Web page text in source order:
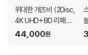
위대한 개츠비 (2Disc,
4K UHD+BD 리패키
지, 슬립케이스 한정
44,000원